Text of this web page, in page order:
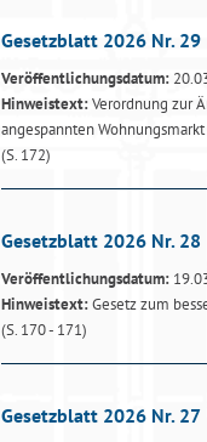
Gesetzblatt 2026 Nr. 29
Veröffentlichungsdatum:
Hinweistext:Verordnung zur
angespannten
(S. 172)
Gesetzblatt 2026 Nr. 28
Veröffentlichungsdatum:
Hinweistext:Gesetz zum
(S. 170 - 171)
Gesetzblatt 2026 Nr. 27